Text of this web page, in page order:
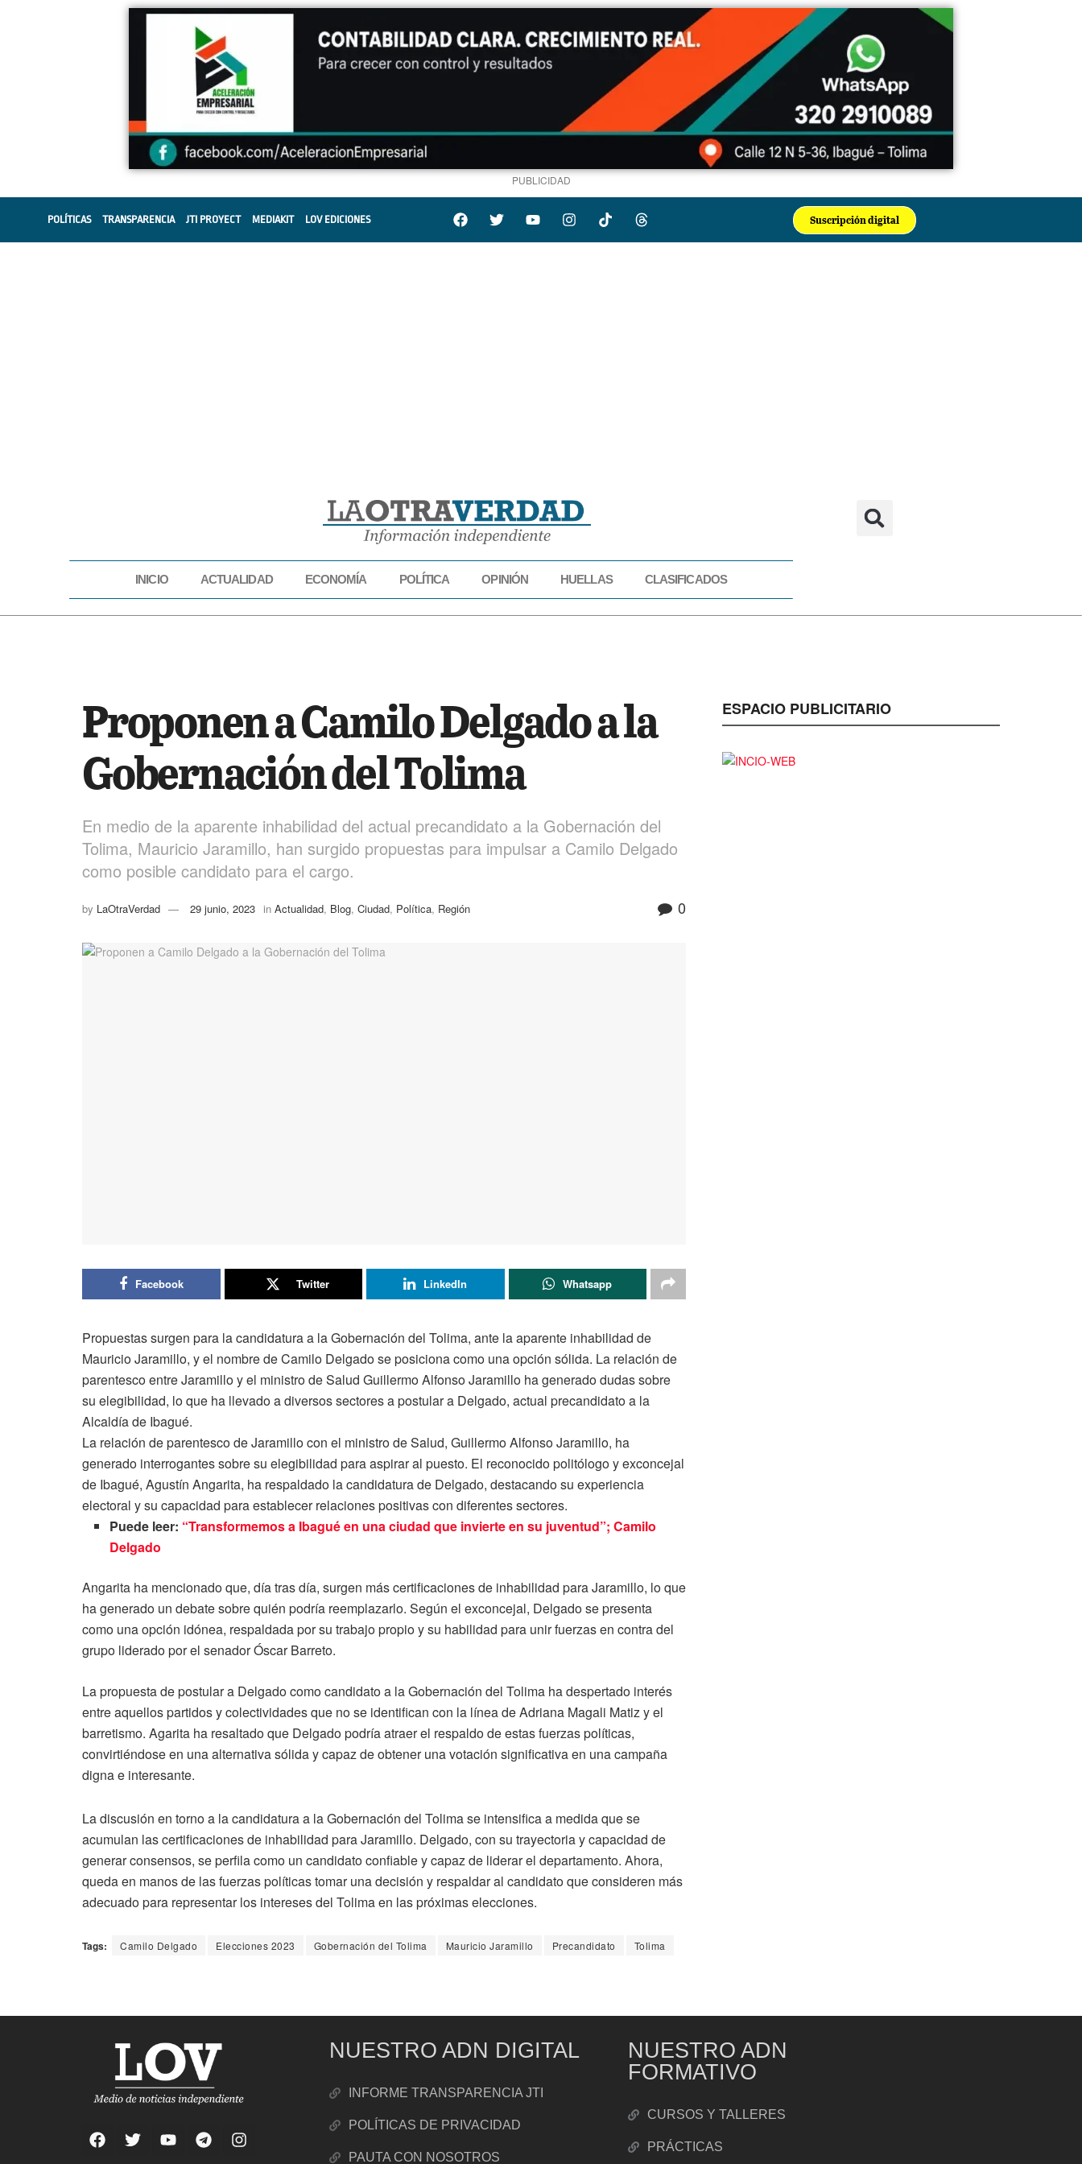
PUBLICIDAD
POLÍTICAS TRANSPARENCIA JTI PROYECT MEDIAKIT LOV EDICIONES Suscripción digital
INICIO ACTUALIDAD ECONOMÍA POLÍTICA OPINIÓN HUELLAS CLASIFICADOS
Proponen a Camilo Delgado a la
Gobernación del Tolima
En medio de la aparente inhabilidad del actual precandidato a la Gobernación del
Tolima, Mauricio Jaramillo, han surgido propuestas para impulsar a Camilo Delgado
como posible candidato para el cargo.
by LaOtraVerdad 29 junio, 2023 in Actualidad, Blog, Ciudad, Política, Región 0
Facebook Twitter LinkedIn Whatsapp
Propuestas surgen para la candidatura a la Gobernación del Tolima, ante la aparente inhabilidad de
Mauricio Jaramillo, y el nombre de Camilo Delgado se posiciona como una opción sólida. La relación de
parentesco entre Jaramillo y el ministro de Salud Guillermo Alfonso Jaramillo ha generado dudas sobre
su elegibilidad, lo que ha llevado a diversos sectores a postular a Delgado, actual precandidato a la
Alcaldía de Ibagué.
La relación de parentesco de Jaramillo con el ministro de Salud, Guillermo Alfonso Jaramillo, ha
generado interrogantes sobre su elegibilidad para aspirar al puesto. El reconocido politólogo y exconcejal
de Ibagué, Agustín Angarita, ha respaldado la candidatura de Delgado, destacando su experiencia
electoral y su capacidad para establecer relaciones positivas con diferentes sectores.
Puede leer: “Transformemos a Ibagué en una ciudad que invierte en su juventud”; Camilo
Delgado
Angarita ha mencionado que, día tras día, surgen más certificaciones de inhabilidad para Jaramillo, lo que
ha generado un debate sobre quién podría reemplazarlo. Según el exconcejal, Delgado se presenta
como una opción idónea, respaldada por su trabajo propio y su habilidad para unir fuerzas en contra del
grupo liderado por el senador Óscar Barreto.
La propuesta de postular a Delgado como candidato a la Gobernación del Tolima ha despertado interés
entre aquellos partidos y colectividades que no se identifican con la línea de Adriana Magali Matiz y el
barretismo. Agarita ha resaltado que Delgado podría atraer el respaldo de estas fuerzas políticas,
convirtiéndose en una alternativa sólida y capaz de obtener una votación significativa en una campaña
digna e interesante.
La discusión en torno a la candidatura a la Gobernación del Tolima se intensifica a medida que se
acumulan las certificaciones de inhabilidad para Jaramillo. Delgado, con su trayectoria y capacidad de
generar consensos, se perfila como un candidato confiable y capaz de liderar el departamento. Ahora,
queda en manos de las fuerzas políticas tomar una decisión y respaldar al candidato que consideren más
adecuado para representar los intereses del Tolima en las próximas elecciones.
Tags: Camilo Delgado Elecciones 2023 Gobernación del Tolima Mauricio Jaramillo Precandidato Tolima
ESPACIO PUBLICITARIO
NUESTRO ADN DIGITAL
INFORME TRANSPARENCIA JTI
POLÍTICAS DE PRIVACIDAD
PAUTA CON NOSOTROS
NUESTRO ADN
FORMATIVO
CURSOS Y TALLERES
PRÁCTICAS